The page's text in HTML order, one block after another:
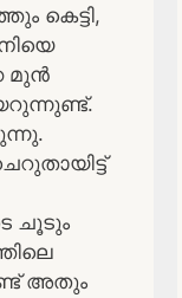
കെട്ടി,
മുൻ
ചൂടും
അതും